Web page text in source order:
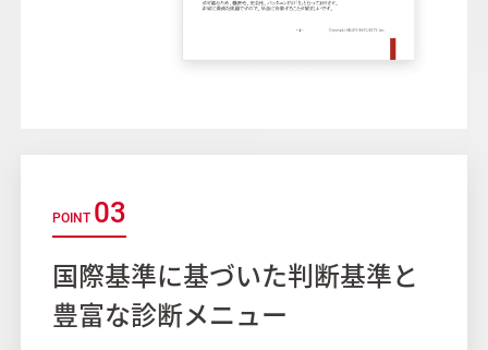
03
国際基準に基づいた判断基準と
豊富な診断メニュー